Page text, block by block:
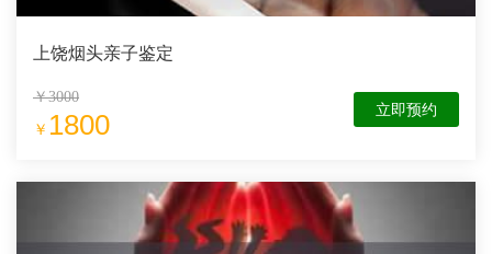
上饶烟头亲子鉴定
￥3000
￥ 1800 立即预约